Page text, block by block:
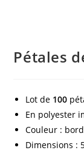
Pétales
Lot de 100
En polyester
Couleur :
Dimensions :